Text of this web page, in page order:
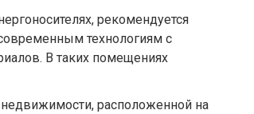
рекомендуется
технологиям с
В таких помещениях
расположенной на